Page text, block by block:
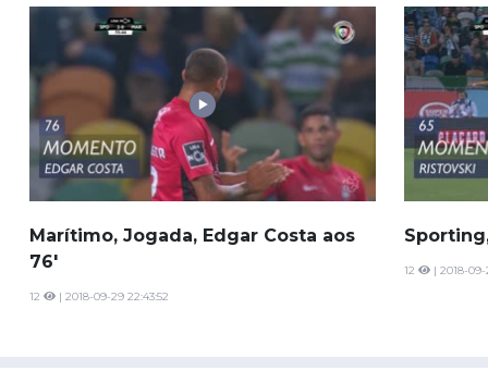
Marítimo, Jogada, Edgar Costa aos
76'
12 | 2018-09-29 22:43:52
12 | 2018-09-